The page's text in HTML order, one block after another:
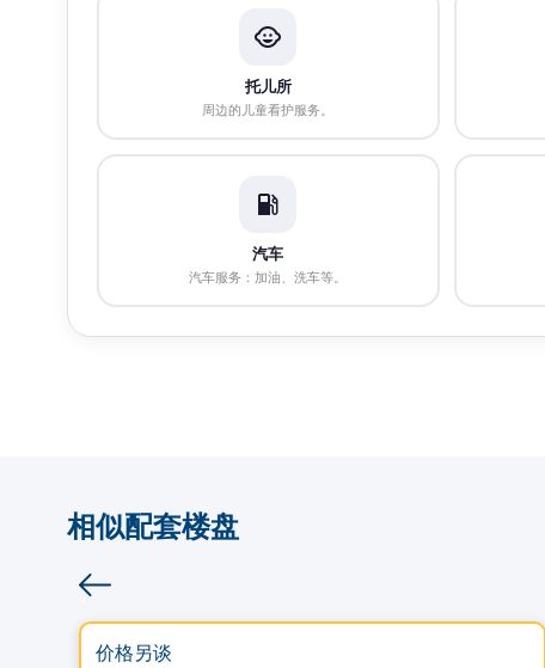
托儿所
周边的儿童看护服务。
汽车
汽车服务：加油、洗车等。
相似配套楼盘
价格另谈